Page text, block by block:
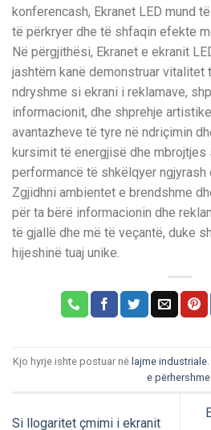
konferencash, Ekranet LED mund
të përkryer dhe të shfaqin efekte
Në përgjithësi, Ekranet e ekranit
jashtëm kanë demonstruar vitalitet
ndryshme si ekrani i reklamave,
informacionit, dhe shprehje
avantazheve të tyre në ndriçimin
kursimit të energjisë dhe mbrojtjes
performancë të shkëlqyer ngjyrash
Zgjidhni ambientet e brendshme
për ta bërë informacionin dhe
të gjallë dhe më të veçantë, duke
hijeshinë tuaj unike.
Kjo hyrje ishte postuar në lajme industriale
e përhershme
Si llogaritet çmimi i ekranit